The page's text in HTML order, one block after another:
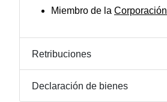
Miembro de la Corporación
Retribuciones
Declaración de bienes